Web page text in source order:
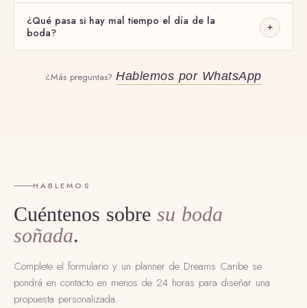
lluvia y temperaturas agradables.
Por supuesto. Coordinamos bodas desde celebraciones íntimas
hasta eventos de más de 300 invitados, con transporte,
hospedaje, actividades y asistencia personalizada.
¿Qué pasa si hay mal tiempo el día de la
boda?
plan B . Para eventos al aire libre,
garantizamos alternativas cubiertas o cambios de horario sin
¿Más preguntas?Hablemos por WhatsApp
HABLEMOS
Cuéntenos sobre su boda
soñada.
Complete el formulario y un planner de Dreams Caribe se
pondrá en contacto en menos de 24 horas para diseñar una
propuesta personalizada.